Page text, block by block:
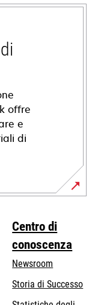
offre
e
di
Centro di
conoscenza
Newsroom
Storia di Successo